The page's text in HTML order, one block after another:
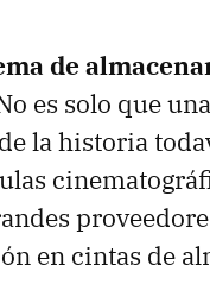
de
es solo que
la historia
en cintas de